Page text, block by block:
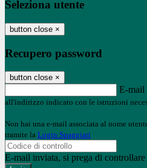
Seleziona utente
button close ×
Recupero password
button close ×
E-mail
all'indirizzo indicato con le istruzioni
Non hai una e-mail associata al nome
tramite la Login Spaggiari
E-mail inviata, si prega di